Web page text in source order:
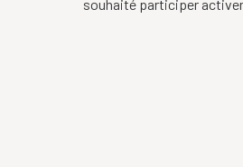
souhaité participer